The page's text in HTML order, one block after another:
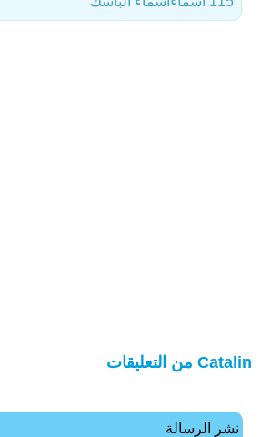
Catalin من التعليقات
نشر الرسالة